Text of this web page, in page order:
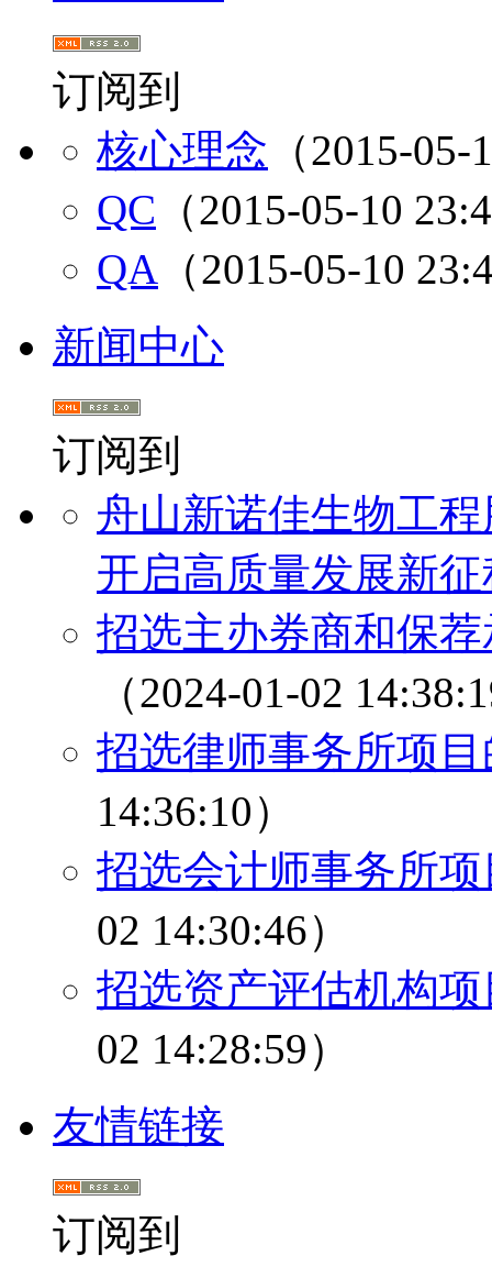
订阅到
核心理念 （2015-
QC （2015-05-10
QA （2015-05-10
新闻中心
订阅到
舟山新诺佳生物工
开启高质量发展新征
招选主办券商和保
（2024-01-02
招选律师事务所项
14:36:10）
招选会计师事务所
02 14:30:46）
招选资产评估机构
02 14:28:59）
友情链接
订阅到